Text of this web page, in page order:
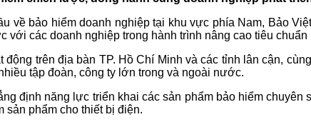
về bảo hiểm doanh nghiệp tại khu vực phía Nam, Bảo
với các doanh nghiệp trong hành trình nâng cao tiêu
trên địa bàn TP. Hồ Chí Minh và các tỉnh lân cận,
tập đoàn, công ty lớn trong và ngoài nước.
định năng lực triển khai các sản phẩm bảo hiểm
sản phẩm cho thiết bị điện.